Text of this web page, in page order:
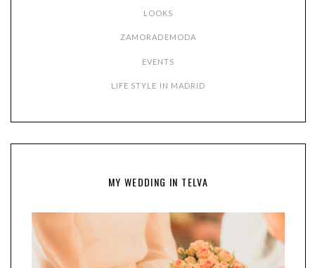
LOOKS
ZAMORADEMODA
EVENTS
LIFE STYLE IN MADRID
MY WEDDING IN TELVA